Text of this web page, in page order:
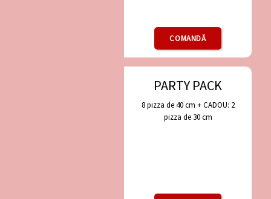
COMANDĂ
PARTY PACK
8 pizza de 40 cm + CADOU: 2
pizza de 30 cm